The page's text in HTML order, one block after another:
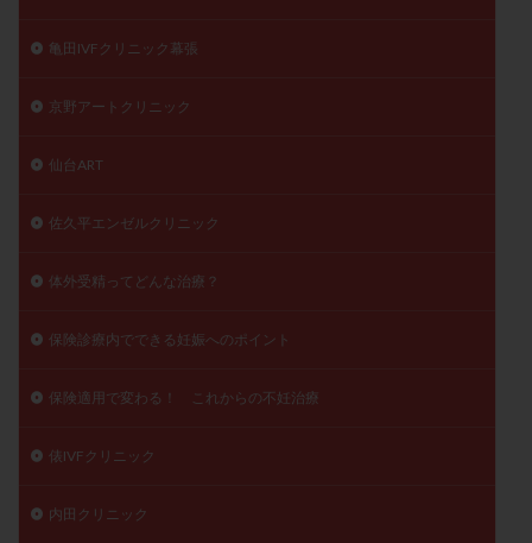
亀田IVFクリニック幕張
京野アートクリニック
仙台ART
佐久平エンゼルクリニック
体外受精ってどんな治療？
保険診療内でできる妊娠へのポイント
保険適用で変わる！ これからの不妊治療
俵IVFクリニック
内田クリニック